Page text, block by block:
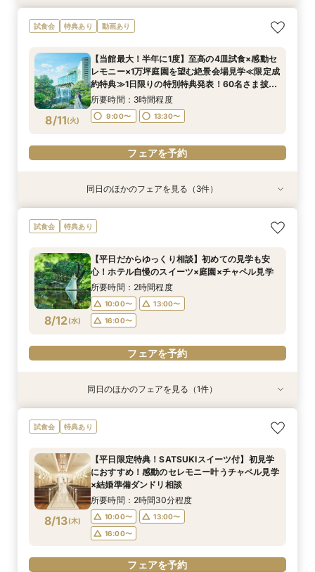
8/10(月)
【和婚ご検討のおふたりへ】本格神殿＆1万坪の
日本庭園×話題のSATSUKIスイーツが愉しめる
所要時間：2時間程度
10:00〜
13:00〜
16:00〜
試食会 特典あり 動画あり
8/11(火)
【当館最大！半年に1度】至高の4皿試食×感動セ
レモニー×1万坪庭園を望む絶景会場見学≪限定成
約特典≫1日限りの特別特典発表！60名さま披露
宴の場合、最大70万円お得！
所要時間：3時間程度
9:00〜 13:30〜
フェアを予約
特典あり
8/11(火)
今年最大BIGフェア【1万坪の日本庭園】本格神殿
＆庭見え絶景会場×受け継がれるローストビーフ
表！60名さま披露宴の場合、最大70万円お得！
所要時間：3時間程度
フェアを予約
特典あり
8/11(火)
【半年に1度のBIGフェア】2〜3件目見学におす
すめ◆料理・見積り・おもてなしを他会場と比較
の違いを整理し、本命会場を見極めたい方へ
所要時間：3時間程度
フェアを予約
特典あり
8/11(火)
＼会場見学のラストに／チャペル入場体験×庭見
え絶景会場×食のオータニ『絶景ビュッフェ』ご
60名さま披露宴の場合、最大70万円お得！
所要時間：2時間程度
フェアを予約
同日のほかのフェアを見る（3件）
試食会 特典あり
8/12(水)
【平日だからゆっくり相談】初めての見学も安
心！ホテル自慢のスイーツ×庭園×チャペル見学
所要時間：2時間程度
10:00〜
13:00〜
16:00〜
フェアを予約
特典あり
8/12(水)
【美しき日本の結婚式】本格神殿＆1万坪の庭園
臨む絶景会場×パティスリーSATSUKIスイーツ体
所要時間：2時間程度
10:00〜
13:00〜
16:00〜
フェアを予約
同日のほかのフェアを見る（1件）
試食会 特典あり
8/13(木)
【平日限定特典！SATSUKIスイーツ付】初見学
におすすめ！感動のセレモニー叶うチャペル見学
×結婚準備ダンドリ相談
所要時間：2時間30分程度
10:00〜
13:00〜
16:00〜
フェアを予約